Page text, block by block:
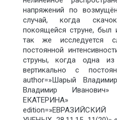
напряжений по
случай, когда
покоящейся струне, был
так же исследуется
постоянной
струны, когда одна
вертикально с
author=»Шарый
Владимир Иванович»
ЕКАТЕРИНА»